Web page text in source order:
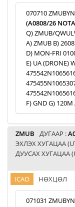
070710
(A0808/26
Q) ZMUB/
A) ZMUB B)
D) MON-FRI
E) UA (DRONE)
F) GND G) 120M
ZMUB ДУГААР :
ЭХЛЭХ ХУГАЦАА
ДУУСАХ ХУГАЦАА
ICAO НӨХЦӨЛ
071031